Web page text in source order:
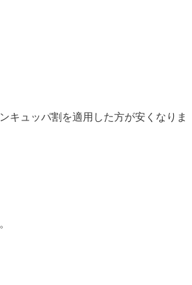
キュッパ割を適用した方が安くなりま